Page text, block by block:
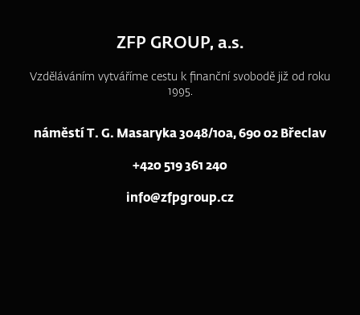
ZFP GROUP, a.s.
Vzděláváním vytváříme cestu k finanční svobodě již od roku
1995.
náměstí T. G. Masaryka 3048/10a, 690 02 Břeclav
+420 519 361 240
info@zfpgroup.cz